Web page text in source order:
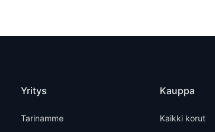
Yritys
Tarinamme
Kauppa
Kaikki korut